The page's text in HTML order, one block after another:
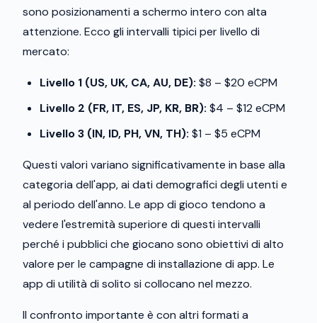
sono posizionamenti a schermo intero con alta
attenzione. Ecco gli intervalli tipici per livello di
mercato:
Livello 1 (US, UK, CA, AU, DE): $8 – $20 eCPM
Livello 2 (FR, IT, ES, JP, KR, BR): $4 – $12 eCPM
Livello 3 (IN, ID, PH, VN, TH): $1 – $5 eCPM
Questi valori variano significativamente in base alla
categoria dell'app, ai dati demografici degli utenti e
al periodo dell'anno. Le app di gioco tendono a
vedere l'estremità superiore di questi intervalli
perché i pubblici che giocano sono obiettivi di alto
valore per le campagne di installazione di app. Le
app di utilità di solito si collocano nel mezzo.
Il confronto importante è con altri formati a